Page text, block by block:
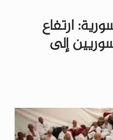
ارتفاع
إلى